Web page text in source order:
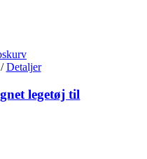
/ Detaljer
legetøj til